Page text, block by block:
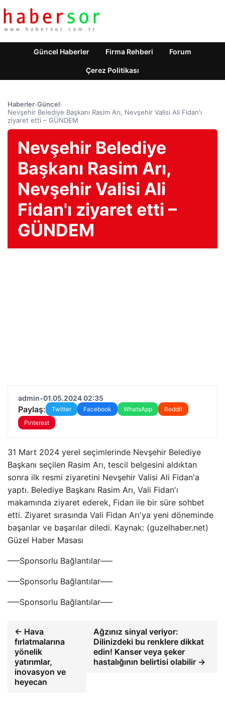
Güncel Haberler Firma Rehberi Forum
Çerez Politikası
Haberler›Güncel›
Nevşehir Belediye Başkanı Rasim Arı, Nevşehir Valisi Ali Fidan'ı
ziyaret etti – GÜNDEM
Nevşehir Belediye
Başkanı Rasim Arı,
Nevşehir Valisi Ali
Fidan'ı ziyaret etti –
GÜNDEM
admin•01.05.2024 02:35
Paylaş: Twitter Facebook WhatsApp
Reddit
Pinterest
31 Mart 2024 yerel seçimlerinde Nevşehir Belediye
Başkanı seçilen Rasim Arı, tescil belgesini aldıktan
sonra ilk resmi ziyaretini Nevşehir Valisi Ali Fidan'a
yaptı. Belediye Başkanı Rasim Arı, Vali Fidan'ı
makamında ziyaret ederek, Fidan ile bir süre sohbet
etti. Ziyaret sırasında Vali Fidan Arı'ya yeni döneminde
başarılar ve başarılar diledi. Kaynak: (guzelhaber.net)
Güzel Haber Masası
—–Sponsorlu Bağlantılar—–
—–Sponsorlu Bağlantılar—–
—–Sponsorlu Bağlantılar—–
← Hava
fırlatmalarına
yönelik
yatırımlar,
inovasyon ve
heyecan
Ağzınız sinyal veriyor:
Dilinizdeki bu renklere dikkat
edin! Kanser veya şeker
hastalığının belirtisi olabilir →